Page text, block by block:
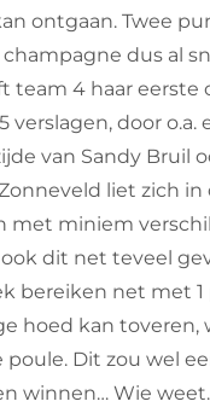
ontgaan. Twee
dus al
team 4 haar
verslagen, door
van Sandy Bruil
liet zich
met miniem
dit net teveel
bereiken net met
hoed kan
Dit zou wel
winnen… Wie